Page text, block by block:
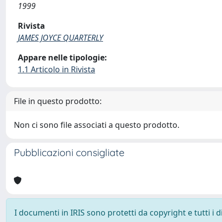
1999
Rivista
JAMES JOYCE QUARTERLY
Appare nelle tipologie:
1.1 Articolo in Rivista
File in questo prodotto:
Non ci sono file associati a questo prodotto.
Pubblicazioni consigliate
I documenti in IRIS sono protetti da copyright e tutti i